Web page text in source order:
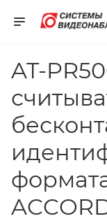
AT-